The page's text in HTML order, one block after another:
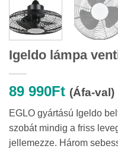
Igeldo lámpa
89 990Ft (Áfa-val)
EGLO gyártású Igeldo
szobát mindig a friss
jellemezze. Három